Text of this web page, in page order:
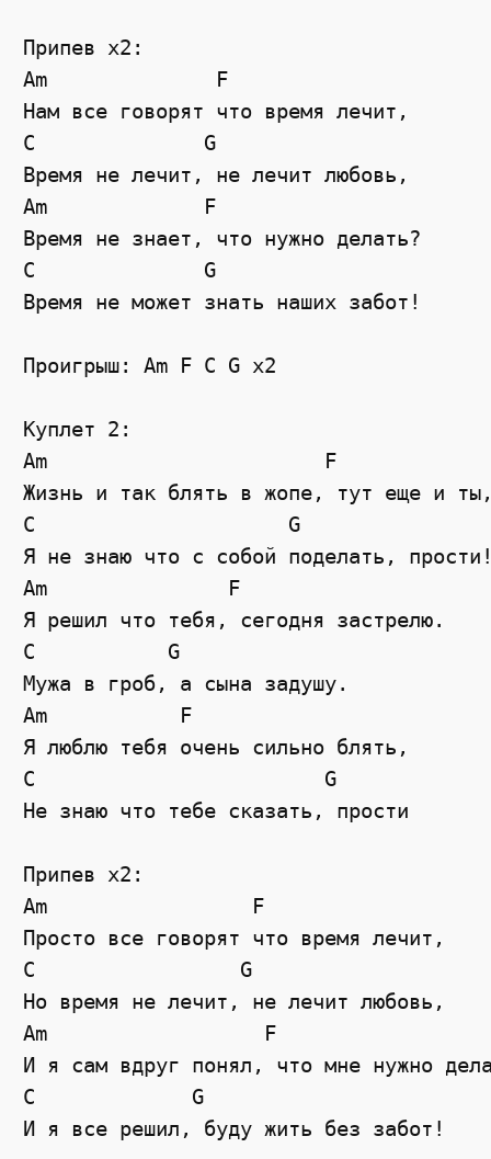
Припев х2:
Am              F
Нам все говорят что время лечит,
C              G
Время не лечит, не лечит любовь,
Am             F
Время не знает, что нужно делать?
C              G
Время не может знать наших забот!
Проигрыш: Am F C G x2
Куплет 2:
Am                       F
Жизнь и так блять в жопе, тут еще и
C                     G
Я не знаю что с собой поделать,
Am               F
Я решил что тебя, сегодня застрелю.
C           G
Мужа в гроб, а сына задушу.
Am           F
Я люблю тебя очень сильно блять,
C                        G
Не знаю что тебе сказать, прости
Припев х2:
Am                 F
Просто все говорят что время лечит,
C                 G
Но время не лечит, не лечит любовь,
Am                  F
И я сам вдруг понял, что мне нужно
C             G
И я все решил, буду жить без забот!